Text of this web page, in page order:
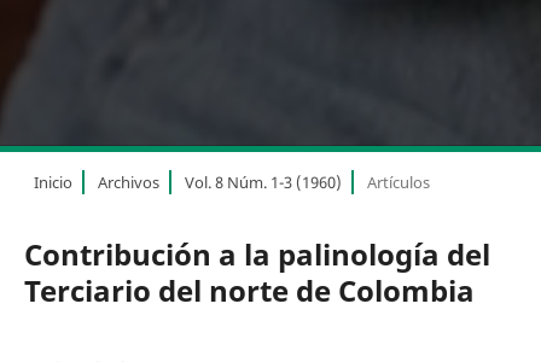
Inicio Archivos Vol. 8 Núm. 1-3 (1960) Artículos
Contribución a la palinología del
Terciario del norte de Colombia